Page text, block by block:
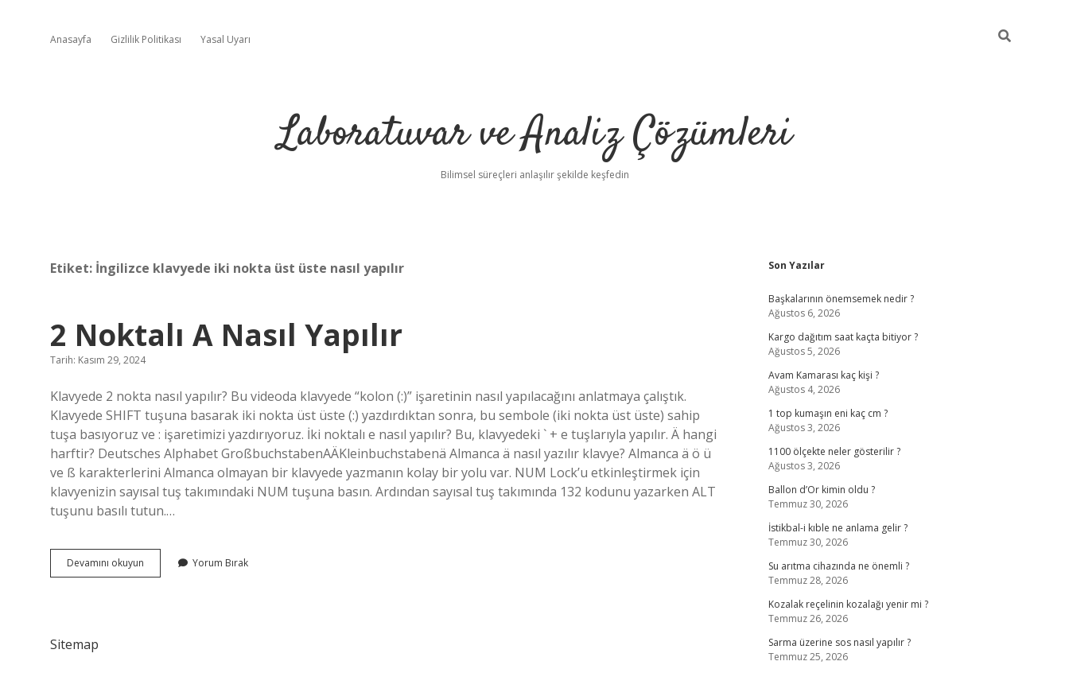
Anasayfa Gizlilik Politikası Yasal Uyarı
Laboratuvar ve Analiz Çözümleri
Bilimsel süreçleri anlaşılır şekilde keşfedin
Etiket: İngilizce klavyede iki nokta üst üste nasıl yapılır
2 Noktalı A Nasıl Yapılır
Tarih: Kasım 29, 2024
Klavyede 2 nokta nasıl yapılır? Bu videoda klavyede “kolon (:)” işaretinin nasıl yapılacağını anlatmaya çalıştık.
Klavyede SHIFT tuşuna basarak iki nokta üst üste (:) yazdırdıktan sonra, bu sembole (iki nokta üst üste) sahip
tuşa basıyoruz ve : işaretimizi yazdırıyoruz. İki noktalı e nasıl yapılır? Bu, klavyedeki ` + e tuşlarıyla yapılır. Ä hangi
harftir? Deutsches Alphabet GroßbuchstabenAÄKleinbuchstabenä Almanca ä nasıl yazılır klavye? Almanca ä ö ü
ve ß karakterlerini Almanca olmayan bir klavyede yazmanın kolay bir yolu var. NUM Lock’u etkinleştirmek için
klavyenizin sayısal tuş takımındaki NUM tuşuna basın. Ardından sayısal tuş takımında 132 kodunu yazarken ALT
tuşunu basılı tutun.…
Devamını okuyun
Noktalı
Yorum Bırak
Sitemap
Sidebar
Son Yazılar
Başkalarının önemsemek nedir ?
Ağustos 6, 2026
Kargo dağıtım saat kaçta bitiyor ?
Ağustos 5, 2026
Avam Kamarası kaç kişi ?
Ağustos 4, 2026
1 top kumaşın eni kaç cm ?
Ağustos 3, 2026
1100 ölçekte neler gösterilir ?
Ağustos 3, 2026
Ballon d’Or kimin oldu ?
Temmuz 30, 2026
İstikbal-i kıble ne anlama gelir ?
Temmuz 30, 2026
Su arıtma cihazında ne önemli ?
Temmuz 28, 2026
Kozalak reçelinin kozalağı yenir mi ?
Temmuz 26, 2026
Sarma üzerine sos nasıl yapılır ?
Temmuz 25, 2026